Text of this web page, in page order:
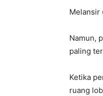
Melansir
Namun,
paling
Ketika
ruang